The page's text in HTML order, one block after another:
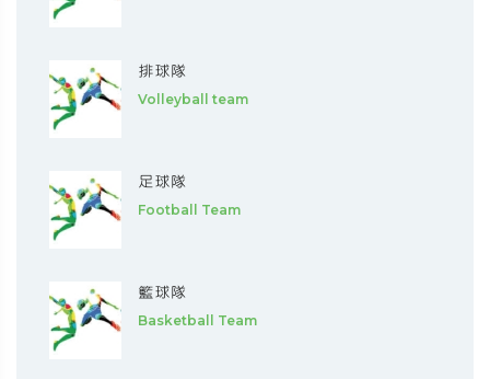
排球隊
Volleyball team
足球隊
Football Team
籃球隊
Basketball Team